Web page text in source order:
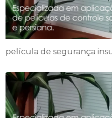
película de segurança